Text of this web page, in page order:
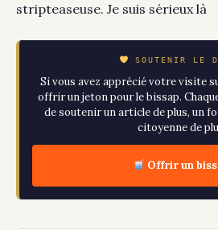
stripteaseuse. Je suis sérieux là
SOUTENIR LE
Si vous avez apprécié votre visite
offrir un jeton pour le bissap.
de soutenir un article de plus, un
citoyenne de
Offrir un